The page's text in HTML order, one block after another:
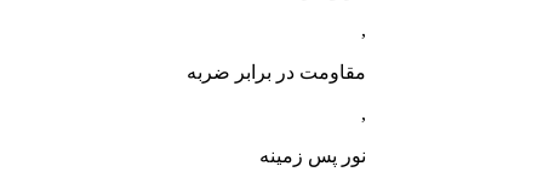
,
مقاومت در برابر ضربه
,
نور پس زمینه